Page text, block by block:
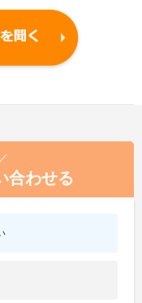
合わせる